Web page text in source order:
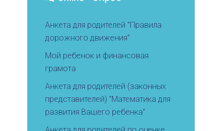
Анкета для родителей "Правила
дорожного движения"
Мой ребенок и финансовая
грамота
Анкета для родителей (законных
представителей) "Математика для
развития Вашего ребенка"